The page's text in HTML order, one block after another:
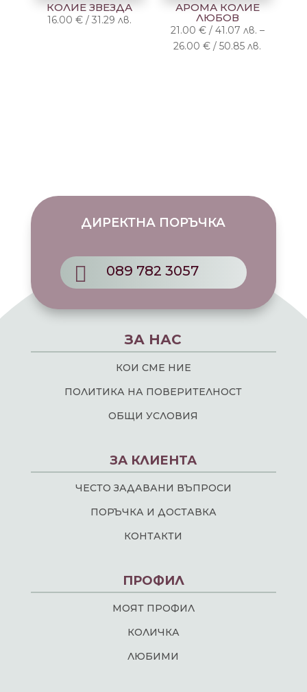
КОЛИЕ ЗВЕЗДА
16.00€ /31.29лв.
АРОМА КОЛИЕ
ЛЮБОВ
21.00 € / 41.07 лв. –
26.00€ /50.85лв.
лв.
ДИРЕКТНА ПОРЪЧКА
 089 782 3057
ЗА НАС
КОИ СМЕ НИЕ
ПОЛИТИКА НА ПОВЕРИТЕЛНОСТ
ОБЩИ УСЛОВИЯ
ЗА КЛИЕНТА
ЧЕСТО ЗАДАВАНИ ВЪПРОСИ
ПОРЪЧКА И ДОСТАВКА
КОНТАКТИ
ПРОФИЛ
МОЯТ ПРОФИЛ
КОЛИЧКА
ЛЮБИМИ